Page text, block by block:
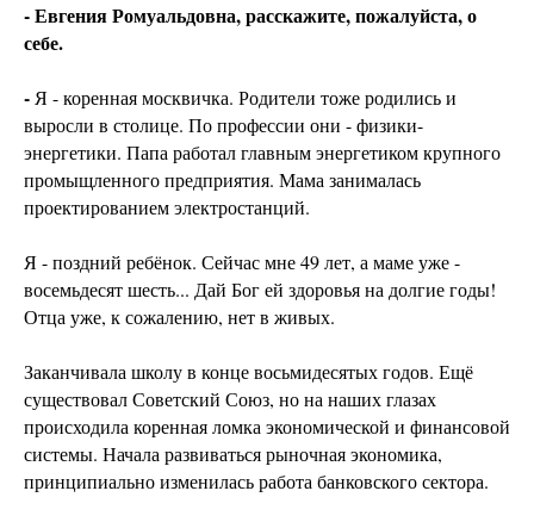
- Евгения Ромуальдовна, расскажите, пожалуйста, о
себе.
- Я - коренная москвичка. Родители тоже родились и
выросли в столице. По профессии они - физики-
энергетики. Папа работал главным энергетиком крупного
промыщленного предприятия. Мама занималась
проектированием электростанций.
Я - поздний ребёнок. Сейчас мне 49 лет, а маме уже -
восемьдесят шесть... Дай Бог ей здоровья на долгие годы!
Отца уже, к сожалению, нет в живых.
Заканчивала школу в конце восьмидесятых годов. Ещё
существовал Советский Союз, но на наших глазах
происходила коренная ломка экономической и финансовой
системы. Начала развиваться рыночная экономика,
принципиально изменилась работа банковского сектора.